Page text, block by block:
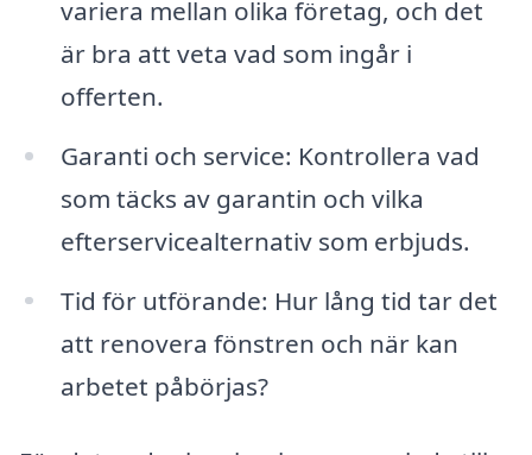
variera mellan olika företag, och det
är bra att veta vad som ingår i
offerten.
Garanti och service: Kontrollera vad
som täcks av garantin och vilka
efterservicealternativ som erbjuds.
Tid för utförande: Hur lång tid tar det
att renovera fönstren och när kan
arbetet påbörjas?